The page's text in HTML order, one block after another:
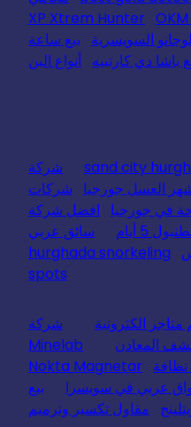
XP Xtrem Hunter
السويسرية
بيع ساعة
باشا دي كارتييه أنواع البن
sand city
شركة
العسل جورجيا
شركات
في جورجيا
افضل شركة
5 أيام
سائق عربي
hurghada snorkeling
spots
الكترونية
شركة
المعادن
Minelab
Nokta Magnetar
عربي في سويسرا
بيع
مقاول تكسير وترميم